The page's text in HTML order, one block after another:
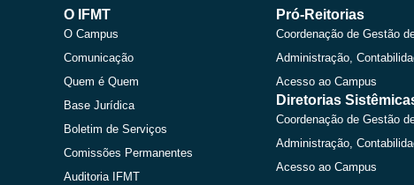
O IFMT
O Campus
Comunicação
Quem é Quem
Base Jurídica
Boletim de Serviços
Comissões Permanentes
Auditoria IFMT
Pró-Reitorias
Coordenação de Gestão
Administração,
Acesso ao Campus
Diretorias
Coordenação de Gestão
Administração,
Acesso ao Campus